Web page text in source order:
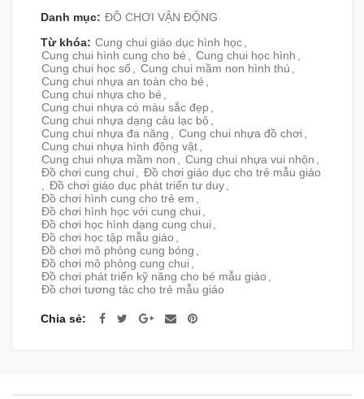
Danh mục: ĐỒ CHƠI VẬN ĐỘNG
Từ khóa: Cung chui giáo dục hình học,
Cung chui hình cung cho bé , Cung chui học hình ,
Cung chui học số, Cung chui mầm non hình thú ,
Cung chui nhựa an toàn cho bé ,
Cung chui nhựa cho bé ,
Cung chui nhựa có màu sắc đẹp,
Cung chui nhựa dạng câu lạc bộ ,
Cung chui nhựa đa năng , Cung chui nhựa đồ chơi,
Cung chui nhựa hình động vật,
Cung chui nhựa mầm non , Cung chui nhựa vui nhộn ,
Đồ chơi cung chui, Đồ chơi giáo dục cho trẻ mẫu giáo
, Đồ chơi giáo dục phát triển tư duy,
Đồ chơi hình cung cho trẻ em ,
Đồ chơi hình học với cung chui,
Đồ chơi học hình dạng cung chui,
Đồ chơi học tập mẫu giáo ,
Đồ chơi mô phỏng cung bóng ,
Đồ chơi mô phỏng cung chui,
Đồ chơi phát triển kỹ năng cho bé mẫu giáo ,
Đồ chơi tương tác cho trẻ mẫu giáo
Chia sẻ